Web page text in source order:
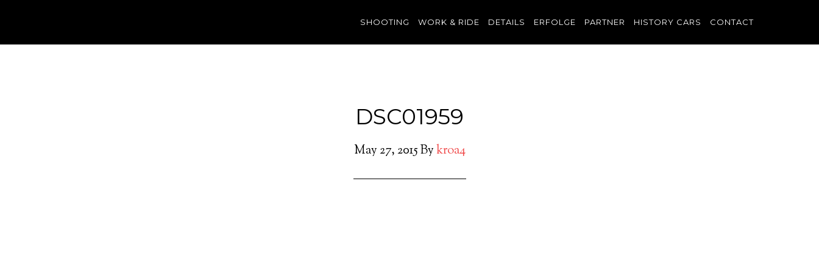
SHOOTING WORK & RIDE DETAILS ERFOLGE PARTNER HISTORY CARS CONTACT
DSC01959
May 27, 2015Bykroa4